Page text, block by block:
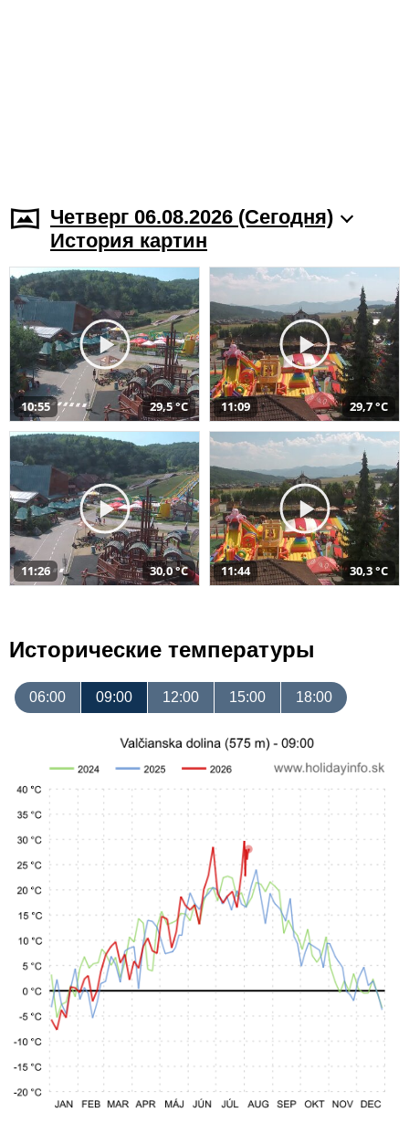
Четверг 06.08.2026 (Cегодня)
История картин
10:55 29,5 °C 11:09 29,7 °C
11:26 30,0 °C 11:44 30,3 °C
Исторические температуры
06:00 09:00 12:00 15:00 18:00